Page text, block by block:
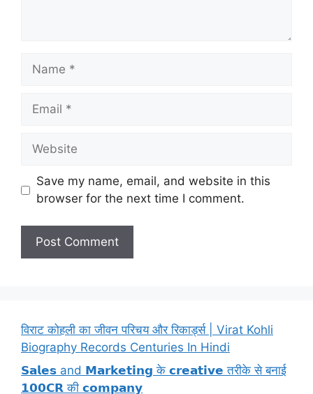
Name
Email
Website
Save my name, email, and website in this
browser for the next time I comment.
विराट कोहली का जीवन परिचय और रिकार्ड्स | Virat Kohli
Biography Records Centuries In Hindi
𝗦𝗮𝗹𝗲𝘀 and 𝗠𝗮𝗿𝗸𝗲𝘁𝗶𝗻𝗴 के 𝗰𝗿𝗲𝗮𝘁𝗶𝘃𝗲 तरीके से बनाई
𝟭𝟬𝟬𝗖𝗥 की 𝗰𝗼𝗺𝗽𝗮𝗻𝘆